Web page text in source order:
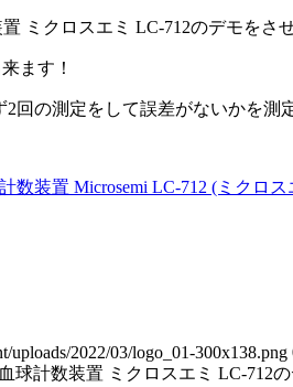
ミクロスエミ LC-712のデモをさ
ます！
2回の測定をして誤差がないかを測
数装置 Microsemi LC-712 (ミクロス
uploads/2022/03/logo_01-300x138.png
球計数装置 ミクロスエミ LC-712